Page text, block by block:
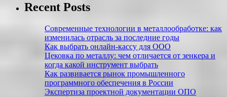
Recent Posts
Современные технологии в металлообработке: как
изменилась отрасль за последние годы
Как выбрать онлайн-кассу для ООО
Цековка по металлу: чем отличается от зенкера и
когда какой инструмент выбрать
Как развивается рынок промышленного
программного обеспечения в России
Экспертиза проектной документации ОПО